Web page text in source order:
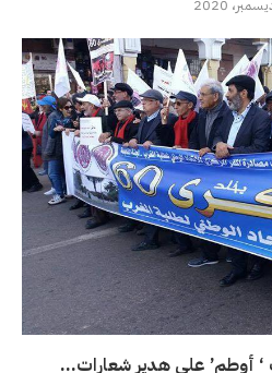
‘ أوطم’ على هدير شعارات...